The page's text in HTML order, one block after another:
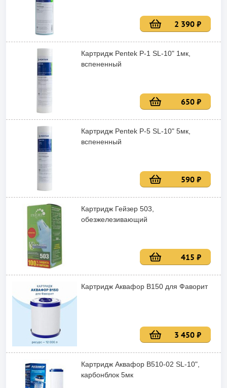
2 390 ₽
Картридж Pentek P-1 SL-10" 1мк,
вспененный
650 ₽
Картридж Pentek P-5 SL-10" 5мк,
вспененный
590 ₽
Картридж Гейзер 503,
обезжелезивающий
415 ₽
Картридж Аквафор В150 для Фаворит
3 450 ₽
Картридж Аквафор В510-02 SL-10",
карбонблок 5мк